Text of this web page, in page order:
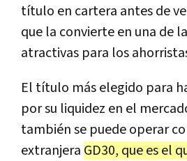
título en cartera antes de
que la convierte en una de
atractivas para los
El título más elegido para
por su liquidez en el
también se puede operar
extranjera GD30, que es el